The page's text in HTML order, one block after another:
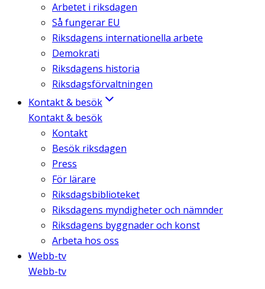
Arbetet i riksdagen
Så fungerar EU
Riksdagens internationella arbete
Demokrati
Riksdagens historia
Riksdagsförvaltningen
Kontakt & besök
Kontakt & besök
Kontakt
Besök riksdagen
Press
För lärare
Riksdagsbiblioteket
Riksdagens myndigheter och nämnder
Riksdagens byggnader och konst
Arbeta hos oss
Webb-tv
Webb-tv